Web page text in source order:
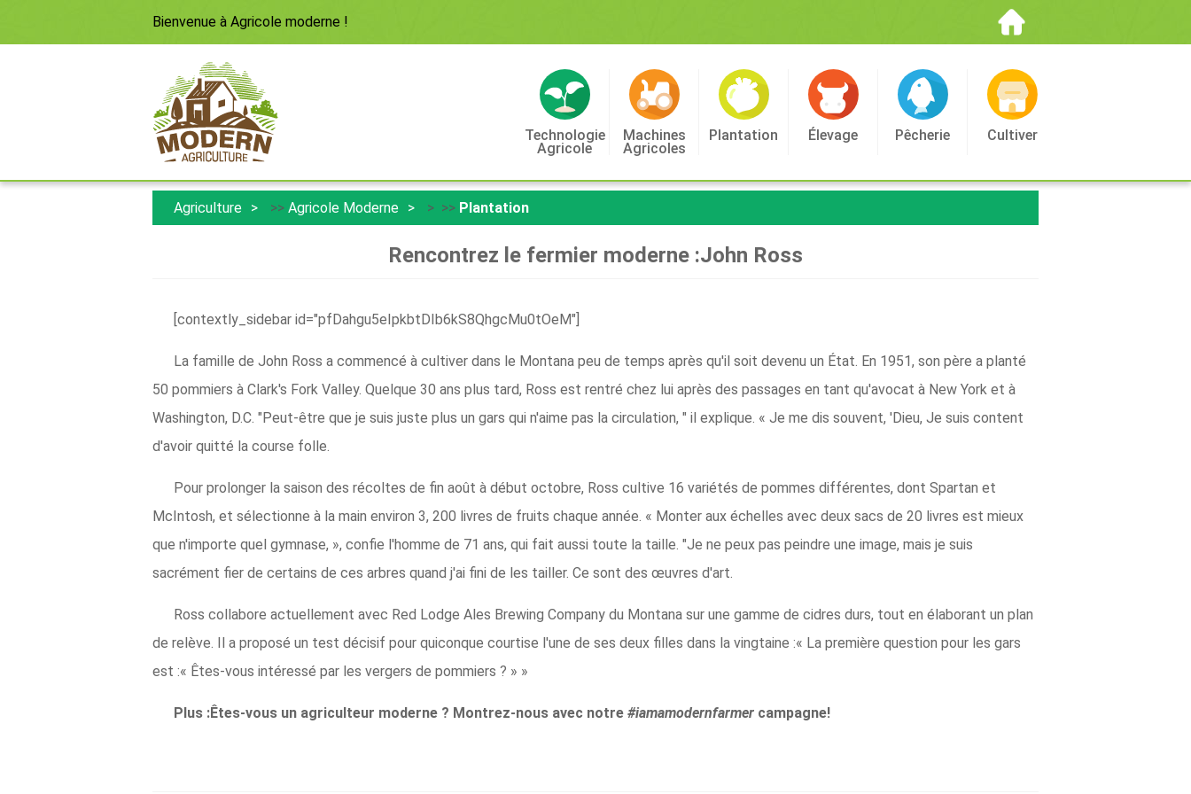
Bienvenue à Agricole moderne !
Technologie
Agricole
Machines
Agricoles
Plantation Élevage Pêcherie Cultiver
Agriculture >> Agricole Moderne > >> Plantation
Rencontrez le fermier moderne :John Ross
[contextly_sidebar id="pfDahgu5eIpkbtDIb6kS8QhgcMu0tOeM"]
La famille de John Ross a commencé à cultiver dans le Montana peu de temps après qu'il soit devenu un État. En 1951, son père a planté
50 pommiers à Clark's Fork Valley. Quelque 30 ans plus tard, Ross est rentré chez lui après des passages en tant qu'avocat à New York et à
Washington, D.C. "Peut-être que je suis juste plus un gars qui n'aime pas la circulation, " il explique. « Je me dis souvent, 'Dieu, Je suis content
d'avoir quitté la course folle.
Pour prolonger la saison des récoltes de fin août à début octobre, Ross cultive 16 variétés de pommes différentes, dont Spartan et
McIntosh, et sélectionne à la main environ 3, 200 livres de fruits chaque année. « Monter aux échelles avec deux sacs de 20 livres est mieux
que n'importe quel gymnase, », confie l'homme de 71 ans, qui fait aussi toute la taille. "Je ne peux pas peindre une image, mais je suis
sacrément fier de certains de ces arbres quand j'ai fini de les tailler. Ce sont des œuvres d'art.
Ross collabore actuellement avec Red Lodge Ales Brewing Company du Montana sur une gamme de cidres durs, tout en élaborant un plan
de relève. Il a proposé un test décisif pour quiconque courtise l'une de ses deux filles dans la vingtaine :« La première question pour les gars
est :« Êtes-vous intéressé par les vergers de pommiers ? » »
Plus :Êtes-vous un agriculteur moderne ? Montrez-nous avec notre #iamamodernfarmer campagne!